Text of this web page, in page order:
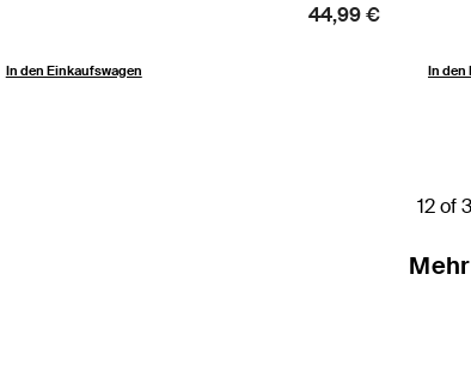
In den Einkaufswagen
Price:
44,99 €
In den
12 of